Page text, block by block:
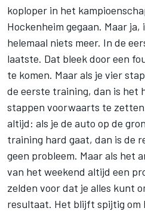
koploper in het
Hockenheim gegaan. Maar
helemaal niets meer. In de
laatste. Dat bleek door een
te komen. Maar als je vier
de eerste training, dan is het
stappen voorwaarts te
altijd: als je de auto op de
training hard gaat, dan is de
geen probleem. Maar als het
van het weekend altijd een
zelden voor dat je alles kunt
resultaat. Het blijft spijtig om